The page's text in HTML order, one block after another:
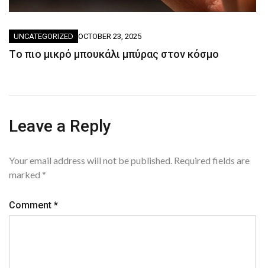
UNCATEGORIZED OCTOBER 23, 2025
Tο πιο μικρό μπουκάλι μπύρας στον κόσμο
Leave a Reply
Your email address will not be published. Required fields are
marked *
Comment *